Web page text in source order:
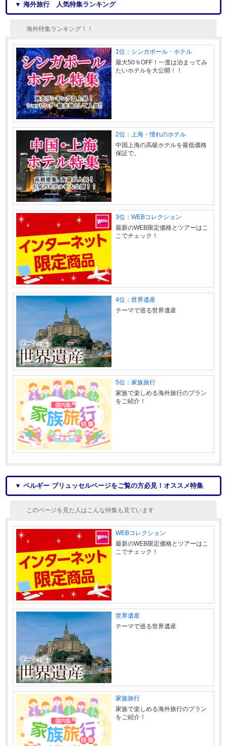
▼ 海外旅行 人気特集ランキング
海外特集ランキング！！
1位：シンガポール・ホテル
最大50％OFF！一度は泊まってみ
たいホテルを大公開！！
2位：上海・憧れのホテル
中国上海の高級ホテルを最低価格
保証で。
3位：WEBコレクション
最新のWEB限定価格とツアーはこ
こでチェック！
4位：世界遺産
テーマで巡る世界遺産
5位：家族旅行
家族で楽しめる海外旅行のプラン
をご紹介！
▼ ベルギー ブリュッセルページをご覧の方必見！オススメ特集
このページを見た人はこんな特集も見ています
WEBコレクション
最新のWEB限定価格とツアーはこ
こでチェック！
世界遺産
テーマで巡る世界遺産
家族旅行
家族で楽しめる海外旅行のプラン
をご紹介！